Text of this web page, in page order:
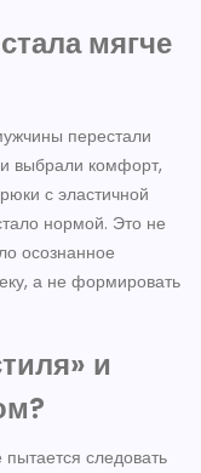
мягче
перестали
выбрали комфорт,
с эластичной
нормой. Это не
осознанное
а не формировать
и
пытается следовать